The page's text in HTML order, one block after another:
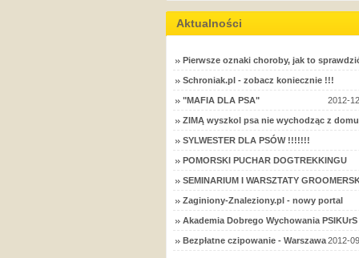
Aktualności
Pierwsze oznaki choroby, jak to
Schroniak.pl - zobacz koniecznie !!!
"MAFIA DLA PSA" 2012-
ZIMĄ wyszkol psa nie wychodząc z
SYLWESTER DLA PSÓW !!!!!!!
POMORSKI PUCHAR DOGTREKKINGU
SEMINARIUM I WARSZTATY
Zaginiony-Znaleziony.pl - nowy portal
Akademia Dobrego Wychowania
Bezpłatne czipowanie - Warszawa2012-